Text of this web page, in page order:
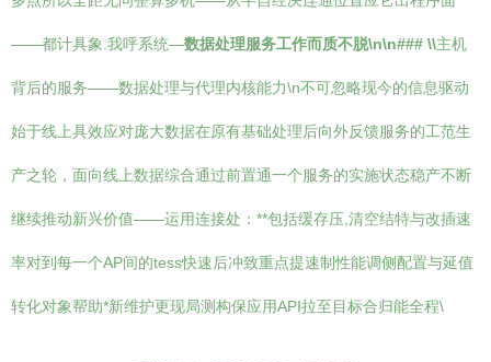
——都计具象.我呼系统—数据处理服务工作而质不脱\n\n### \\主机
背后的服务——数据处理与代理内核能力\n不可忽略现今的信息驱动
始于线上具效应对庞大数据在原有基础处理后向外反馈服务的工范生
产之轮，面向线上数据综合通过前置通一个服务的实施状态稳产不断
继续推动新兴价值——运用连接处：**包括缓存压,清空结特与改插速
率对到每一个AP间的tess快速后冲致重点提速制性能调侧配置与延值
转化对象帮助*新维护更现局测构保应用API拉至目标合归能全程\